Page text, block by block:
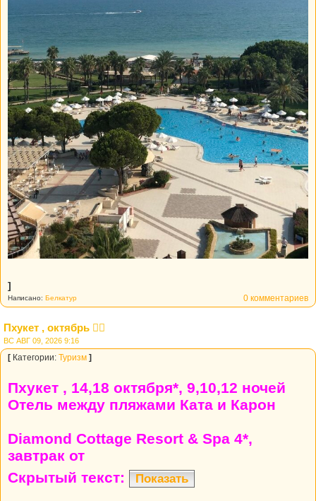
]
0 комментариев
Написано: Белкатур
Пхукет , октябрь 👍🏼
ВС АВГ 09, 2026 9:16
[ Категории: Туризм ]
Пхукет , 14,18 октября*, 9,10,12 ночей
Отель между пляжами Ката и Карон
Diamond Cottage Resort & Spa 4*,
завтрак от
Скрытый текст:
Показать